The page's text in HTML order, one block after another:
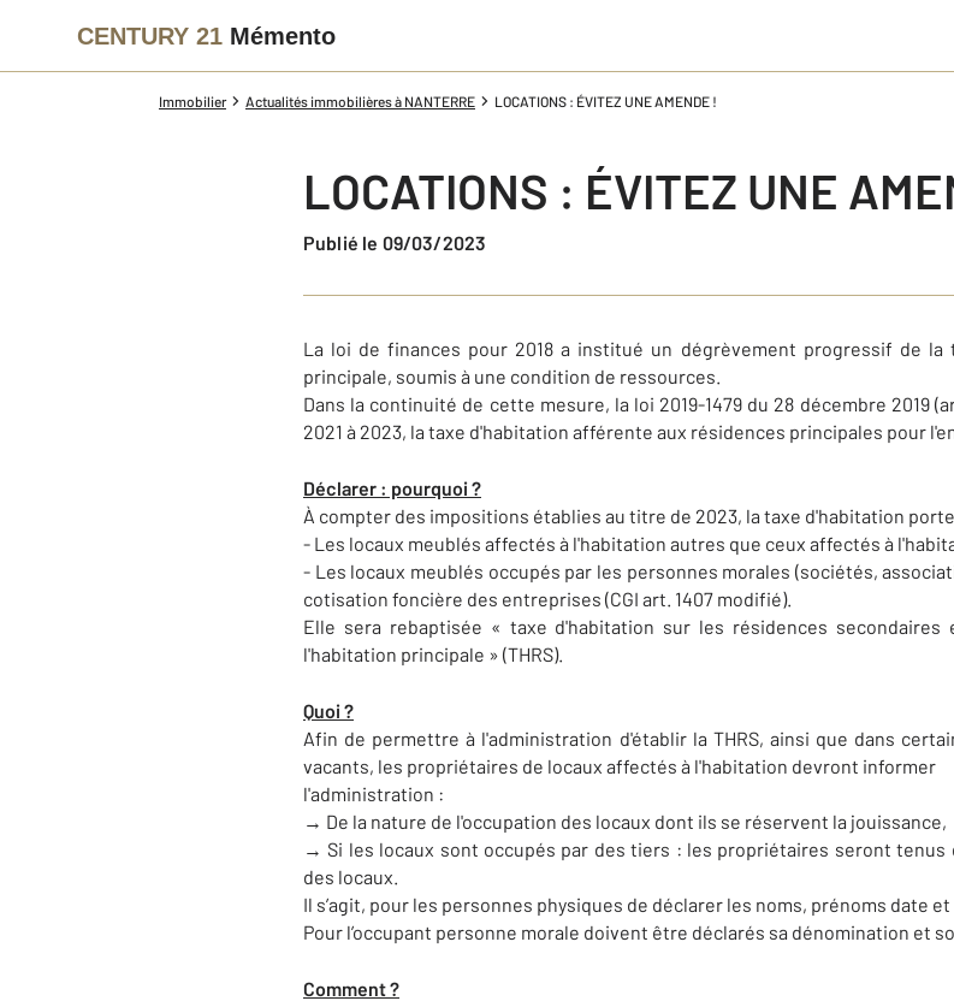
CENTURY 21 Mémento
Immobilier Actualités immobilières à NANTERRE LOCATIONS : ÉVITEZ UNE AMENDE !
LOCATIONS : ÉVITEZ UNE
Publié le 09/03/2023
La loi de finances pour 2018 a institué un dégrèvement progressif de
principale, soumis à une condition de ressources.
Dans la continuité de cette mesure, la loi 2019-1479 du 28 décembre 2019
2021 à 2023, la taxe d'habitation afférente aux résidences principales pour
Déclarer : pourquoi ?
À compter des impositions établies au titre de 2023, la taxe d'habitation
- Les locaux meublés affectés à l'habitation autres que ceux affectés à
- Les locaux meublés occupés par les personnes morales (sociétés,
cotisation foncière des entreprises (CGI art. 1407 modifié).
Elle sera rebaptisée « taxe d'habitation sur les résidences
l'habitation principale » (THRS).
Quoi ?
Afin de permettre à l'administration d'établir la THRS, ainsi que dans
vacants, les propriétaires de locaux affectés à l'habitation devront informer
l'administration :
→ De la nature de l'occupation des locaux dont ils se réservent la jouissance,
→ Si les locaux sont occupés par des tiers : les propriétaires seront
des locaux.
Il s’agit, pour les personnes physiques de déclarer les noms, prénoms date
Pour l’occupant personne morale doivent être déclarés sa dénomination et
Comment ?